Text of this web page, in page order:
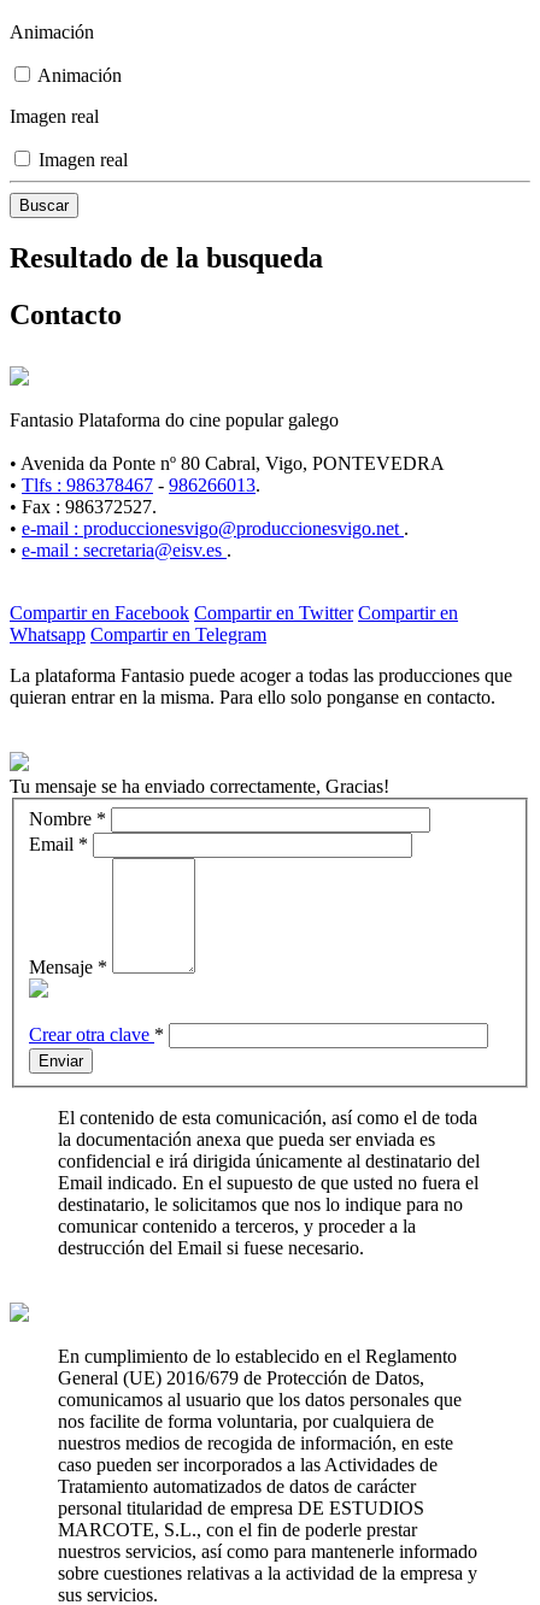
Animación
Animación
Imagen real
Imagen real
Resultado de la busqueda
Contacto
Fantasio Plataforma do cine popular galego
• Avenida da Ponte nº 80 Cabral, Vigo, PONTEVEDRA
• Tlfs : 986378467 - 986266013.
• Fax : 986372527.
• e-mail : produccionesvigo@produccionesvigo.net .
• e-mail : secretaria@eisv.es .
Compartir en Facebook Compartir en Twitter Compartir en
Whatsapp Compartir en Telegram
La plataforma Fantasio puede acoger a todas las producciones que
quieran entrar en la misma. Para ello solo ponganse en contacto.
Tu mensaje se ha enviado correctamente, Gracias!
Nombre *
Email *
Mensaje *
Crear otra clave *
Enviar
El contenido de esta comunicación, así como el de toda
la documentación anexa que pueda ser enviada es
confidencial e irá dirigida únicamente al destinatario del
Email indicado. En el supuesto de que usted no fuera el
destinatario, le solicitamos que nos lo indique para no
comunicar contenido a terceros, y proceder a la
destrucción del Email si fuese necesario.
En cumplimiento de lo establecido en el Reglamento
General (UE) 2016/679 de Protección de Datos,
comunicamos al usuario que los datos personales que
nos facilite de forma voluntaria, por cualquiera de
nuestros medios de recogida de información, en este
caso pueden ser incorporados a las Actividades de
Tratamiento automatizados de datos de carácter
personal titularidad de empresa DE ESTUDIOS
MARCOTE, S.L., con el fin de poderle prestar
nuestros servicios, así como para mantenerle informado
sobre cuestiones relativas a la actividad de la empresa y
sus servicios.